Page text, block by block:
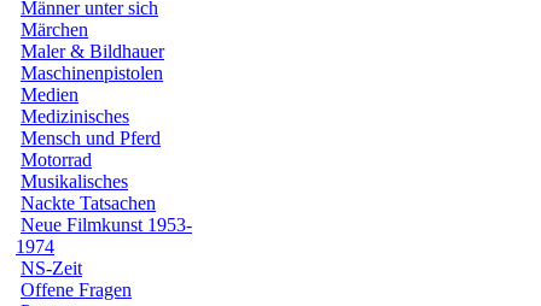
Männer unter sich
Märchen
Maler & Bildhauer
Maschinenpistolen
Medien
Medizinisches
Mensch und Pferd
Motorrad
Musikalisches
Nackte Tatsachen
Neue Filmkunst 1953-
1974
NS-Zeit
Offene Fragen